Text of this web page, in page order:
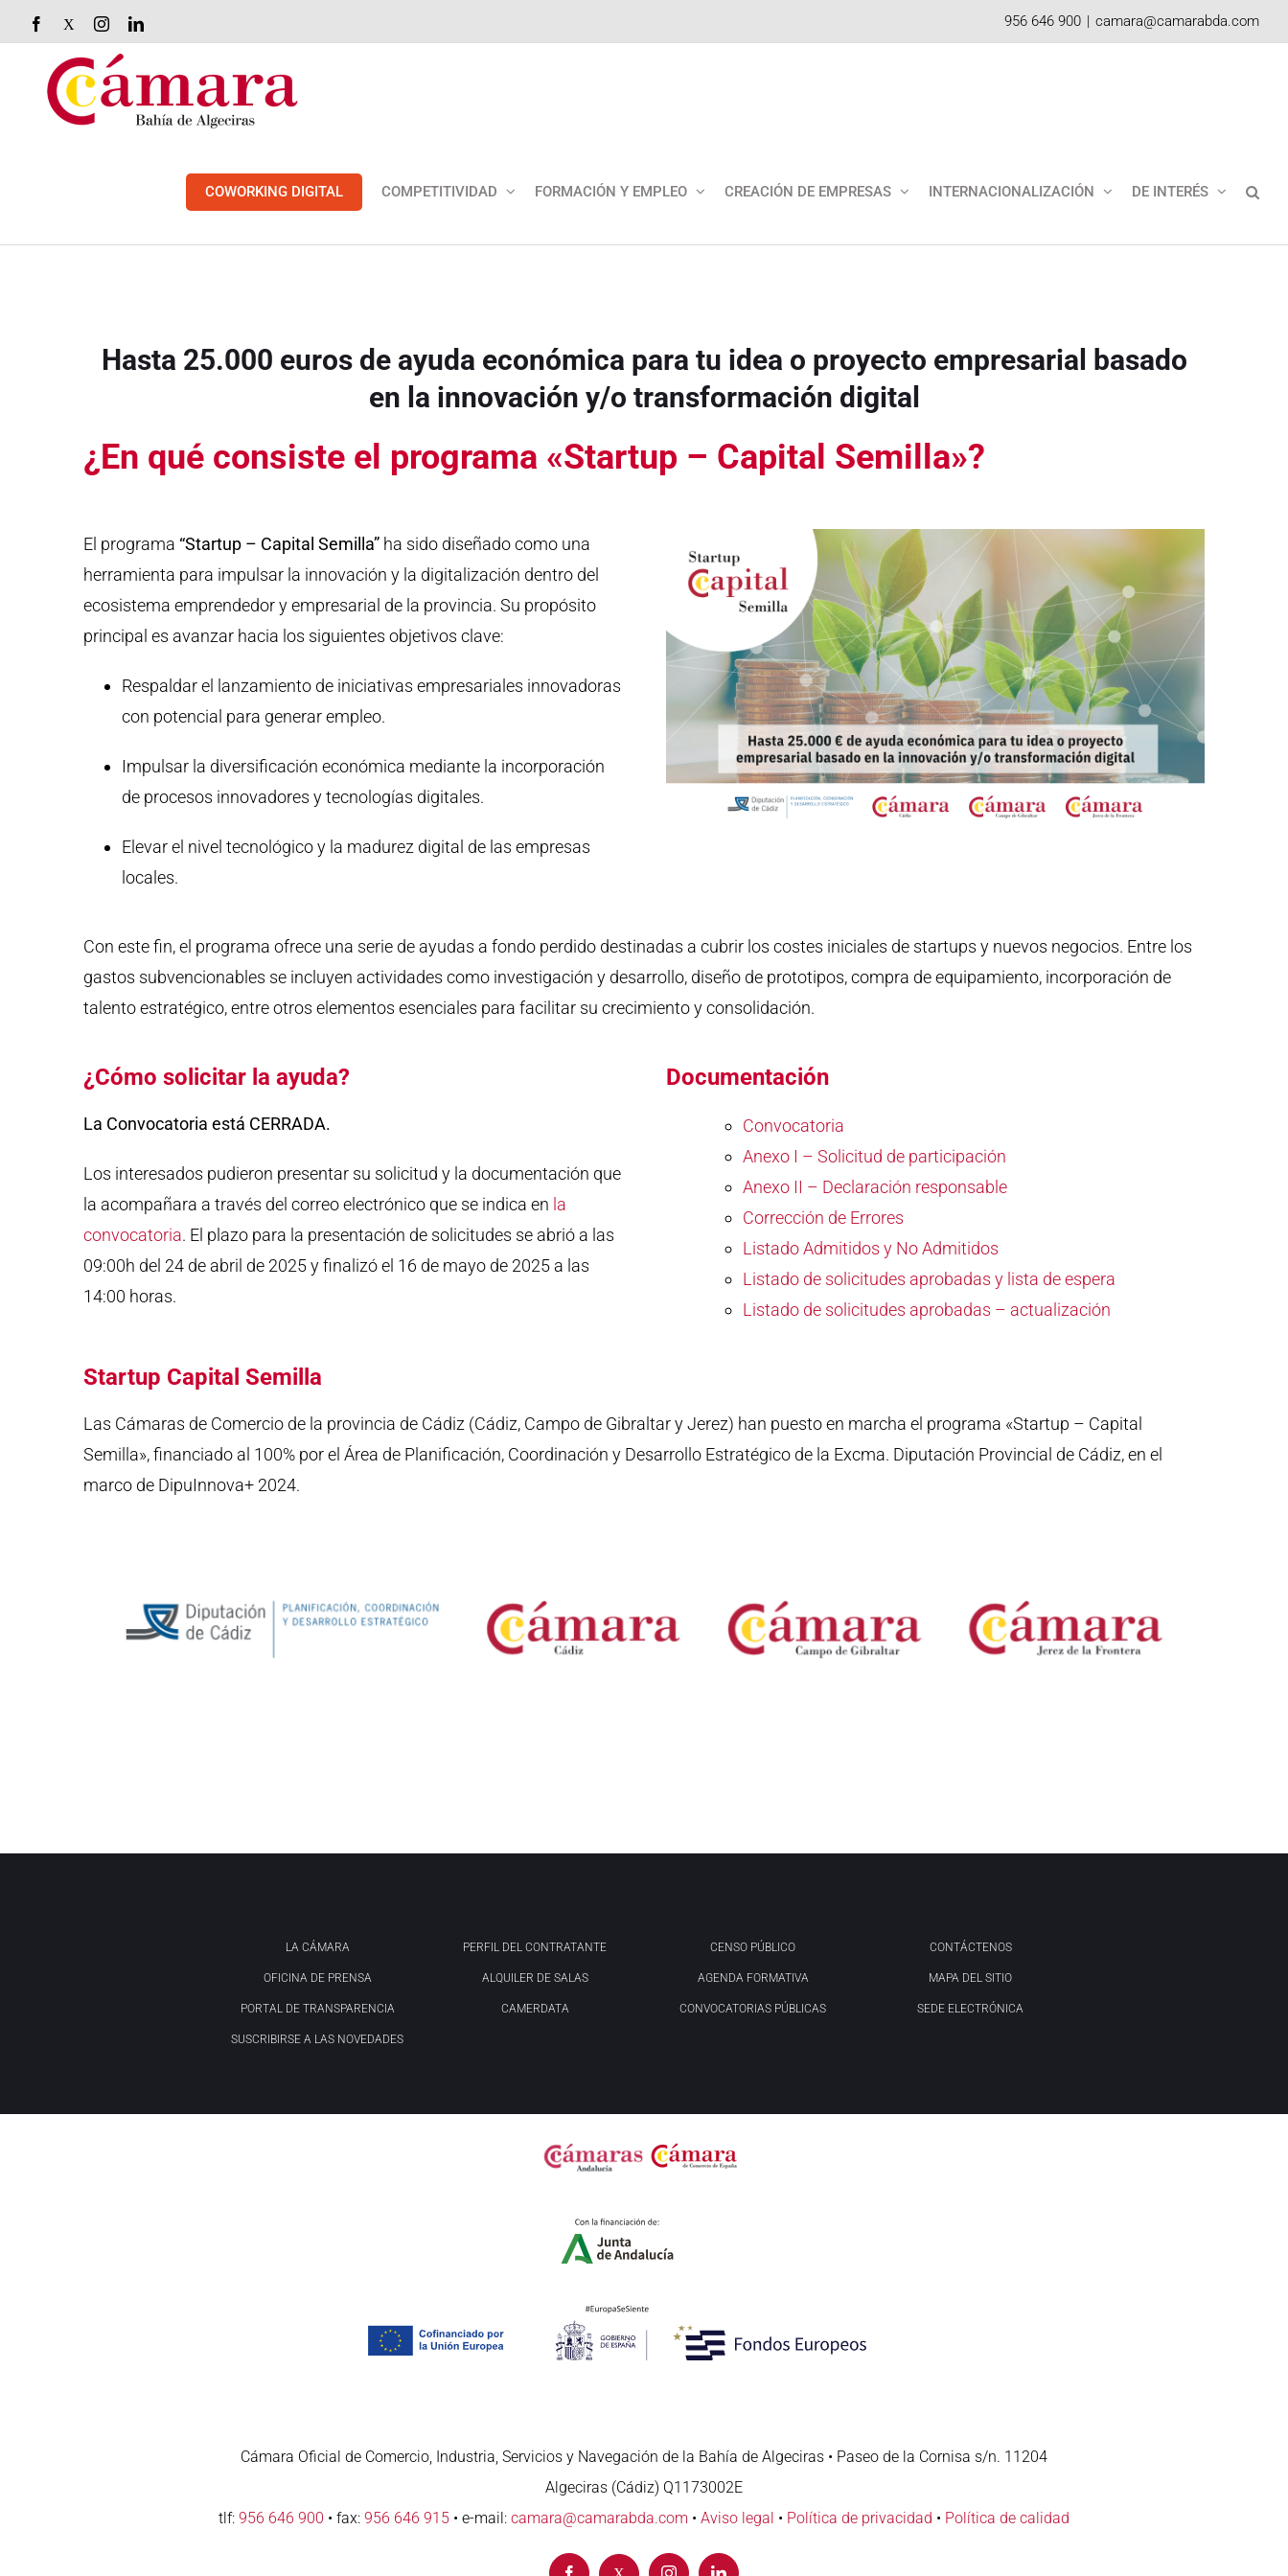
Saltar
al
contenido
Facebook InstagramLinkedIn 956 646 900 | camara@camarabda.com
COWORKING DIGITAL COMPETITIVIDAD FORMACIÓN Y EMPLEO CREACIÓN DE EMPRESAS INTERNACIONALIZACIÓN DE INTERÉS
Hasta 25.000 euros de ayuda económica para tu idea o proyecto empresarial basado
en la innovación y/o transformación digital
¿En qué consiste el programa «Startup – Capital Semilla»?
El programa “Startup – Capital Semilla” ha sido diseñado como una
herramienta para impulsar la innovación y la digitalización dentro del
ecosistema emprendedor y empresarial de la provincia. Su propósito
principal es avanzar hacia los siguientes objetivos clave:
Respaldar el lanzamiento de iniciativas empresariales innovadoras
con potencial para generar empleo.
Impulsar la diversificación económica mediante la incorporación
de procesos innovadores y tecnologías digitales.
Elevar el nivel tecnológico y la madurez digital de las empresas
locales.
Con este fin, el programa ofrece una serie de ayudas a fondo perdido destinadas a cubrir los costes iniciales de startups y nuevos negocios. Entre los
gastos subvencionables se incluyen actividades como investigación y desarrollo, diseño de prototipos, compra de equipamiento, incorporación de
talento estratégico, entre otros elementos esenciales para facilitar su crecimiento y consolidación.
¿Cómo solicitar la ayuda?
La Convocatoria está CERRADA.
Los interesados pudieron presentar su solicitud y la documentación que
la acompañara a través del correo electrónico que se indica en la
convocatoria. El plazo para la presentación de solicitudes se abrió a las
09:00h del 24 de abril de 2025 y finalizó el 16 de mayo de 2025 a las
14:00 horas.
Documentación
Convocatoria
Anexo I – Solicitud de participación
Anexo II – Declaración responsable
Corrección de Errores
Listado Admitidos y No Admitidos
Listado de solicitudes aprobadas y lista de espera
Listado de solicitudes aprobadas – actualización
Startup Capital Semilla
Las Cámaras de Comercio de la provincia de Cádiz (Cádiz, Campo de Gibraltar y Jerez) han puesto en marcha el programa «Startup – Capital
Semilla», financiado al 100% por el Área de Planificación, Coordinación y Desarrollo Estratégico de la Excma. Diputación Provincial de Cádiz, en el
marco de DipuInnova+ 2024.
LA CÁMARA
OFICINA DE PRENSA
PORTAL DE TRANSPARENCIA
SUSCRIBIRSE A LAS NOVEDADES
PERFIL DEL CONTRATANTE
ALQUILER DE SALAS
CAMERDATA
CENSO PÚBLICO
AGENDA FORMATIVA
CONVOCATORIAS PÚBLICAS
CONTÁCTENOS
MAPA DEL SITIO
SEDE ELECTRÓNICA
Cámara Oficial de Comercio, Industria, Servicios y Navegación de la Bahía de Algeciras • Paseo de la Cornisa s/n. 11204
Algeciras (Cádiz) Q1173002E
tlf: 956 646 900 • fax: 956 646 915 • e-mail: camara@camarabda.com • Aviso legal • Política de privacidad • Política de calidad